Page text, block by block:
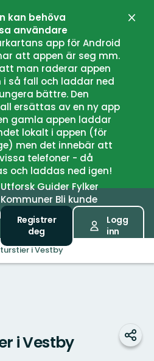
kan behöva
användare
app för Android
att appen är seg mm.
man raderar appen
så fall och laddar ned
bättre. Den
ersättas av en ny app
gamla appen laddar
lokalt i appen (för
men det innebär att
telefoner - då
och laddas ned igen!
Lukk
UtforskGuiderFylker
Kommuner Bli kunde
Registrer
deg
Logg
inn
i Vestby
i Vestby Del